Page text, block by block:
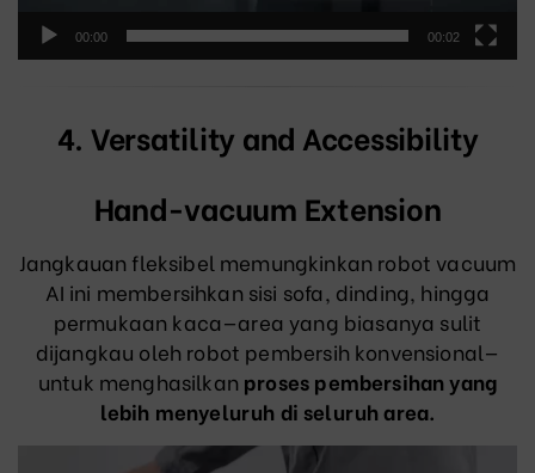
00:00 00:02
4. Versatility and Accessibility
Hand-vacuum Extension
Jangkauan fleksibel memungkinkan robot vacuum
AI ini membersihkan sisi sofa, dinding, hingga
permukaan kaca—area yang biasanya sulit
dijangkau oleh robot pembersih konvensional—
untuk menghasilkan proses pembersihan yang
lebih menyeluruh di seluruh area.